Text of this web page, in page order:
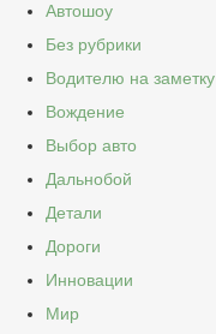
Автошоу
Без рубрики
Водителю на заметку
Вождение
Выбор авто
Дальнобой
Детали
Дороги
Инновации
Мир